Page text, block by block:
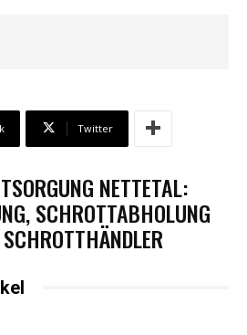
Twitter
NETTETAL:
SCHROTTABHOLUNG